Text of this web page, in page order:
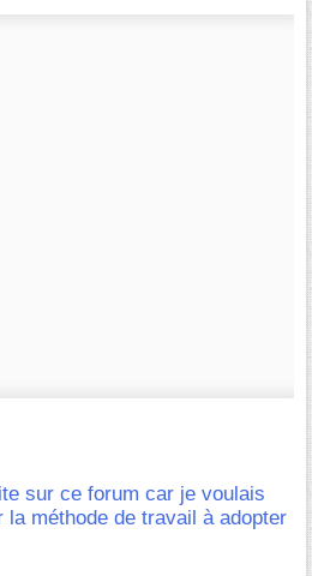
sur ce forum car je voulais
méthode de travail à adopter